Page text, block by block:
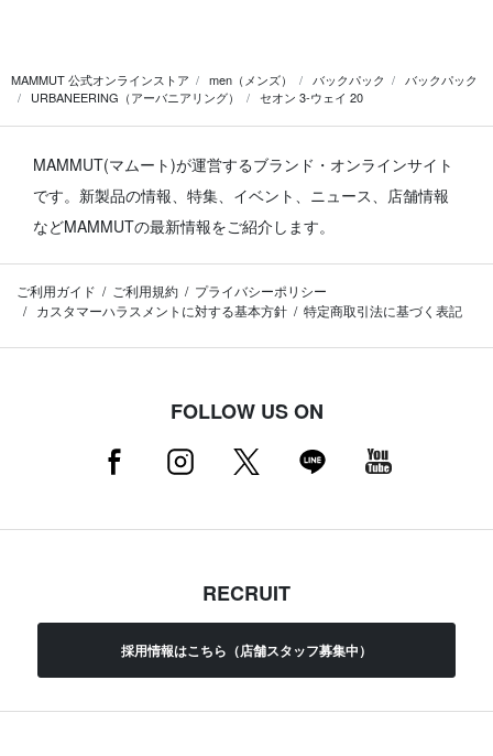
MAMMUT 公式オンラインストア men（メンズ） バックパック
バックパック
URBANEERING（アーバニアリング）
セオン 3-ウェイ 20
MAMMUT(マムート)が運営するブランド・オンラインサイト
です。 新製品の情報、特集、イベント、ニュース、店舗情報
などMAMMUTの最新情報をご紹介します。
ご利用ガイド ご利用規約
プライバシーポリシー
カスタマーハラスメントに対する基本方針
特定商取引法に基づく表記
FOLLOW US ON
RECRUIT
採用情報はこちら（店舗スタッフ募集中）